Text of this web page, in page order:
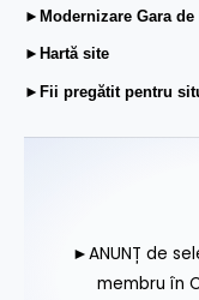
►Modernizare Gara de
►Hartă site
►Fii pregătit pentru
►ANUNȚ de
membru în